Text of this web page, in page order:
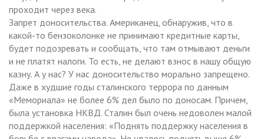
проходит через века.
Запрет доносительства. Американец, обнаружив, что в
какой-то бензоколонке не принимают кредитные карты,
будет подозревать и сообщать, что там отмывают деньги
и не платят налоги. То есть, не делают взнос в нашу общую
казну. А у нас? У нас доносительство морально запрещено.
Даже в худшие годы сталинского террора по данным
«Мемориала» не более 6% дел было по доносам. Причем,
была установка НКВД. Сталин был очень недоволен малой
поддержкой населения: «Поднять поддержку населения в